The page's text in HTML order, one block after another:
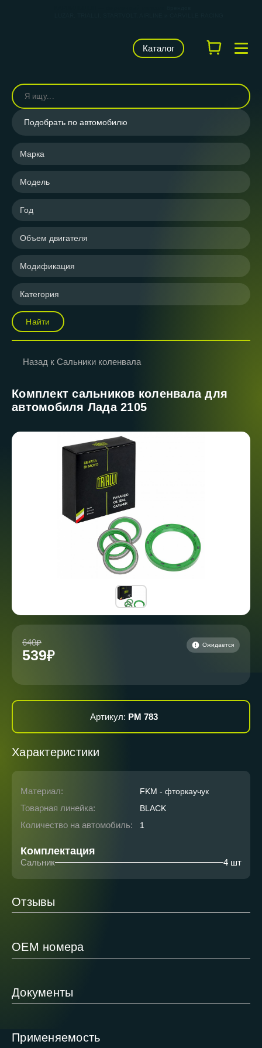
Каталог
Подобрать по автомобилю
Марка
Модель
Год
Объем двигателя
Модификация
Категория
Найти
Назад к Сальники коленвала
Комплект сальников коленвала для
автомобиля Лада 2105
640
539
Ожидается
Артикул: PM 783
Характеристики
Материал: FKM - фторкаучук
Товарная линейка: BLACK
Количество на автомобиль: 1
Комплектация
Сальник 4 шт
Отзывы
ОЕМ номера
Документы
Применяемость